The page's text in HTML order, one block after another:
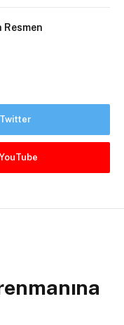
Resmen
Twitter
YouTube